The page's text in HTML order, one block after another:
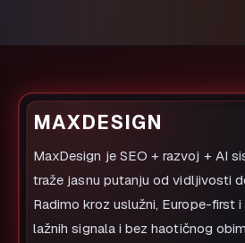
MAXDESIGN
MaxDesign je SEO + razvoj + AI
traže jasnu putanju od vidljivosti
Radimo kroz uslužni, Europe-first
lažnih signala i bez haotičnog